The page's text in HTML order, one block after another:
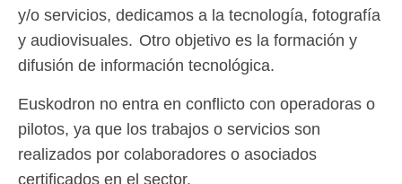
y/o servicios, dedicamos a la tecnología, fotografía
y audiovisuales. Otro objetivo es la formación y
difusión de información tecnológica.
Euskodron no entra en conflicto con operadoras o
pilotos, ya que los trabajos o servicios son
realizados por colaboradores o asociados
certificados en el sector.